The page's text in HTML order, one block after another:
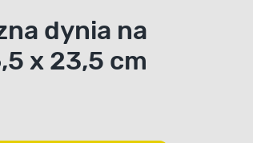
dynia na
x 23,5 cm